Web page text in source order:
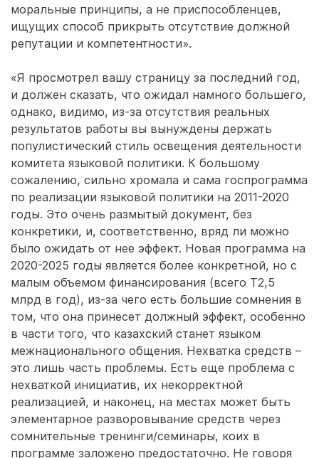
моральные принципы, а не приспособленцев,
ищущих способ прикрыть отсутствие должной
репутации и компетентности».
«Я просмотрел вашу страницу за последний год,
и должен сказать, что ожидал намного большего,
однако, видимо, из-за отсутствия реальных
результатов работы вы вынуждены держать
популистический стиль освещения деятельности
комитета языковой политики. К большому
сожалению, сильно хромала и сама госпрограмма
по реализации языковой политики на 2011-2020
годы. Это очень размытый документ, без
конкретики, и, соответственно, вряд ли можно
было ожидать от нее эффект. Новая программа на
2020-2025 годы является более конкретной, но с
малым объемом финансирования (всего Т2,5
млрд в год), из-за чего есть большие сомнения в
том, что она принесет должный эффект, особенно
в части того, что казахский станет языком
межнационального общения. Нехватка средств –
это лишь часть проблемы. Есть еще проблема с
нехваткой инициатив, их некорректной
реализацией, и наконец, на местах может быть
элементарное разворовывание средств через
сомнительные тренинги/семинары, коих в
программе заложено предостаточно. Не говоря